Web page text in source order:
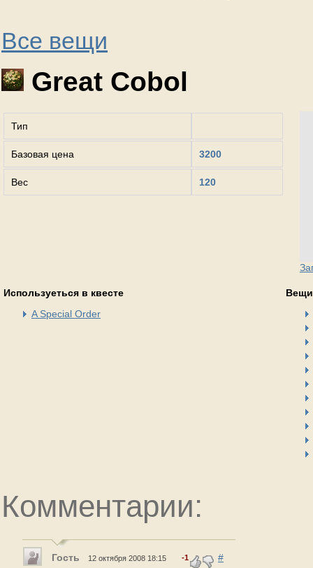
Все вещи
Great Cobol
Тип
Базовая цена 3200
Вес 120
Используеться в квесте
A Special Order
Комментарии:
Гость 12 октября 2008 18:15 -1 #